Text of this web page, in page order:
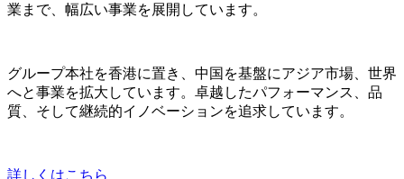
業まで、幅広い事業を展開しています。
グループ本社を香港に置き、中国を基盤にアジア市場、世界
へと事業を拡大しています。卓越したパフォーマンス、品
質、そして継続的イノベーションを追求しています。
詳しくはこちら